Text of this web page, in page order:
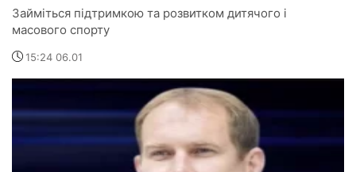
Займіться підтримкою та розвитком дитячого і
масового спорту
15:24 06.01